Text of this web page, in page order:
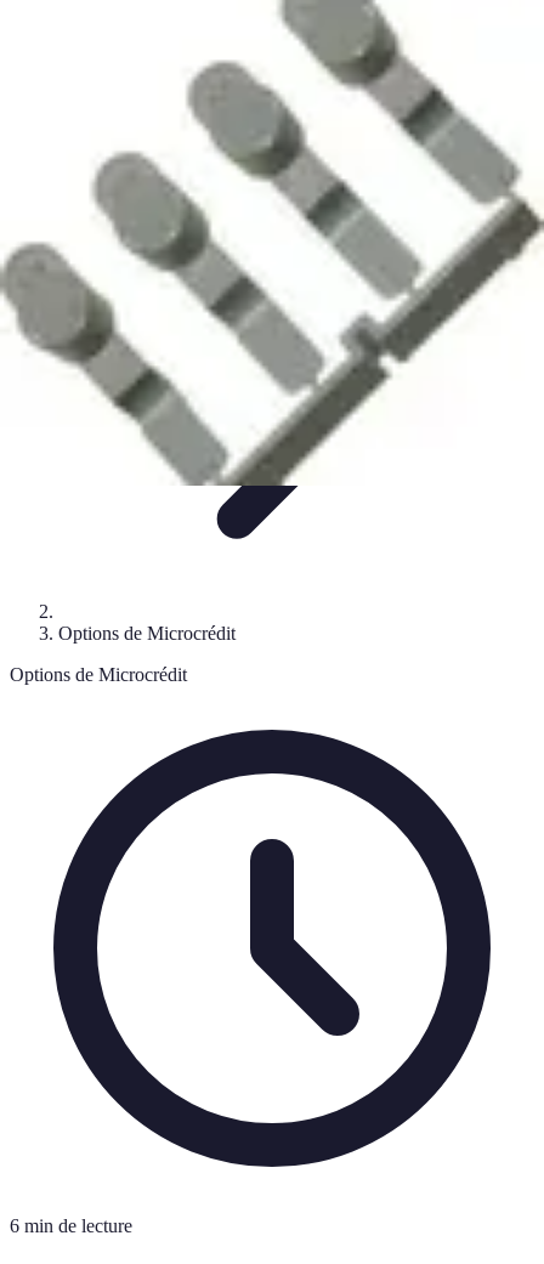
Ressources et conseils
Impact
Guide et conseils
Solutions Microcrédit
Options de Microcrédit
Options de Microcrédit
6 min de lecture